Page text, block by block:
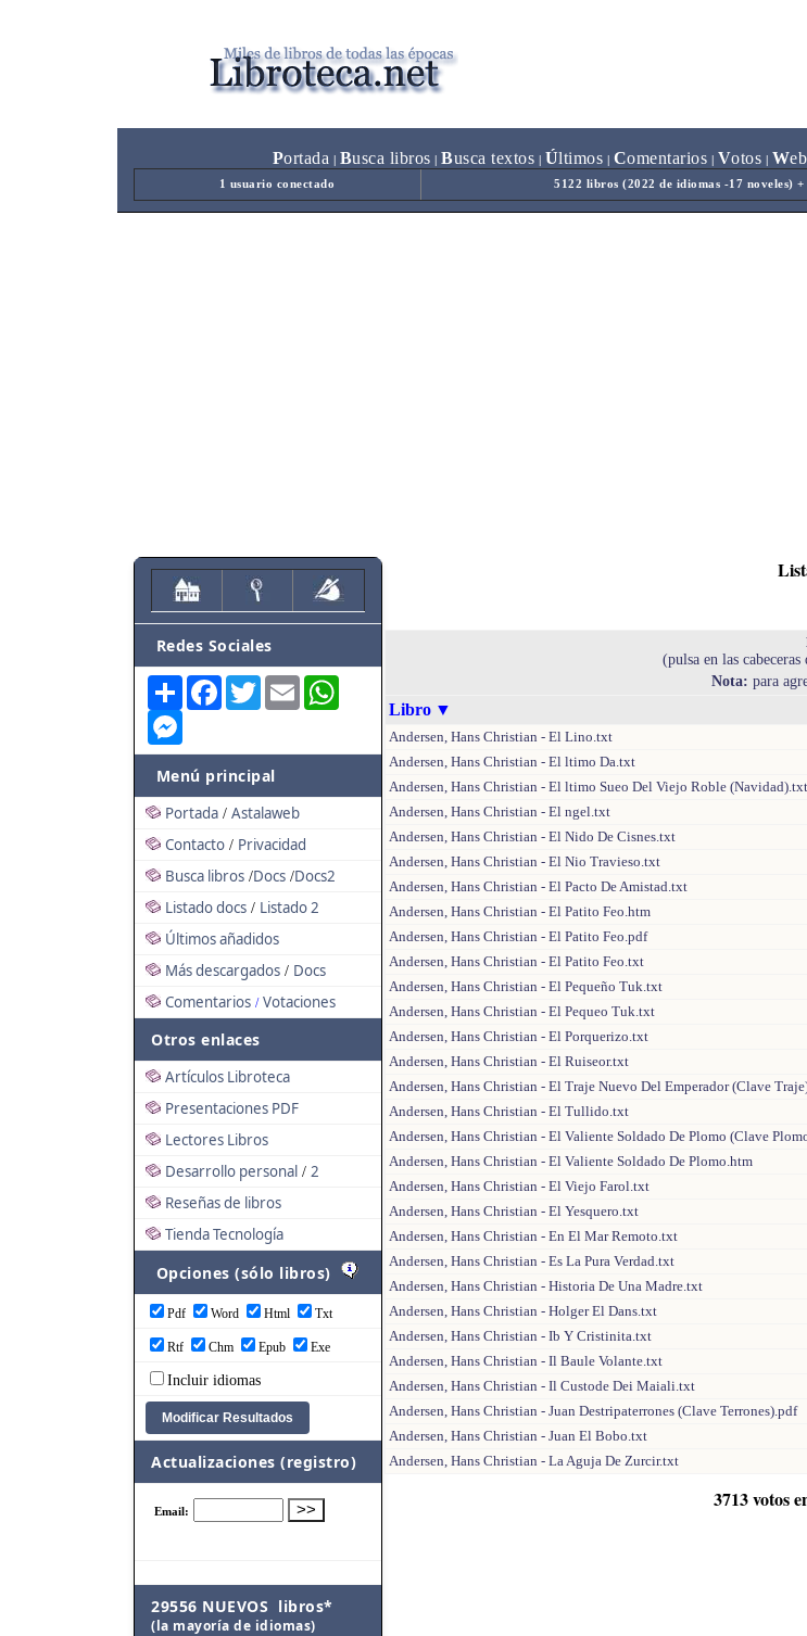
Portada Busca libros Busca textos Últimos Comentarios Votos W
1 usuario conectado 5122 libros (2022 de idiomas -17 noveles) +
Redes Sociales
Share FacebookTwitterEmail
Menú principal
Portada / Astalaweb
Contacto / Privacidad
Busca libros /Docs /Docs2
Listado docs / Listado 2
Últimos añadidos
Más descargados / Docs
Comentarios / Votaciones
Otros enlaces
Artículos Libroteca
Presentaciones PDF
Lectores Libros
Desarrollo personal / 2
Reseñas de libros
Tienda Tecnología
Opciones (sólo libros)
Pdf Word Html Txt
Rtf Chm Epub Exe
Incluir idiomas
Actualizaciones (registro)
29556 NUEVOS libros*
(la mayoría de idiomas)
(pulsa en las
Nota: para
Libro ▼
Andersen, Hans Christian - El Lino.txt
Andersen, Hans Christian - El ltimo Da.txt
Andersen, Hans Christian - El ltimo Sueo Del Viejo Roble (Navidad).txt
Andersen, Hans Christian - El ngel.txt
Andersen, Hans Christian - El Nido De Cisnes.txt
Andersen, Hans Christian - El Nio Travieso.txt
Andersen, Hans Christian - El Pacto De Amistad.txt
Andersen, Hans Christian - El Patito Feo.htm
Andersen, Hans Christian - El Patito Feo.pdf
Andersen, Hans Christian - El Patito Feo.txt
Andersen, Hans Christian - El Pequeño Tuk.txt
Andersen, Hans Christian - El Pequeo Tuk.txt
Andersen, Hans Christian - El Porquerizo.txt
Andersen, Hans Christian - El Ruiseor.txt
Andersen, Hans Christian - El Traje Nuevo Del Emperador (Clave
Andersen, Hans Christian - El Tullido.txt
Andersen, Hans Christian - El Valiente Soldado De Plomo (Clave
Andersen, Hans Christian - El Valiente Soldado De Plomo.htm
Andersen, Hans Christian - El Viejo Farol.txt
Andersen, Hans Christian - El Yesquero.txt
Andersen, Hans Christian - En El Mar Remoto.txt
Andersen, Hans Christian - Es La Pura Verdad.txt
Andersen, Hans Christian - Historia De Una Madre.txt
Andersen, Hans Christian - Holger El Dans.txt
Andersen, Hans Christian - Ib Y Cristinita.txt
Andersen, Hans Christian - Il Baule Volante.txt
Andersen, Hans Christian - Il Custode Dei Maiali.txt
Andersen, Hans Christian - Juan Destripaterrones (Clave Terrones).pdf
Andersen, Hans Christian - Juan El Bobo.txt
Andersen, Hans Christian - La Aguja De Zurcir.txt
3713 votos